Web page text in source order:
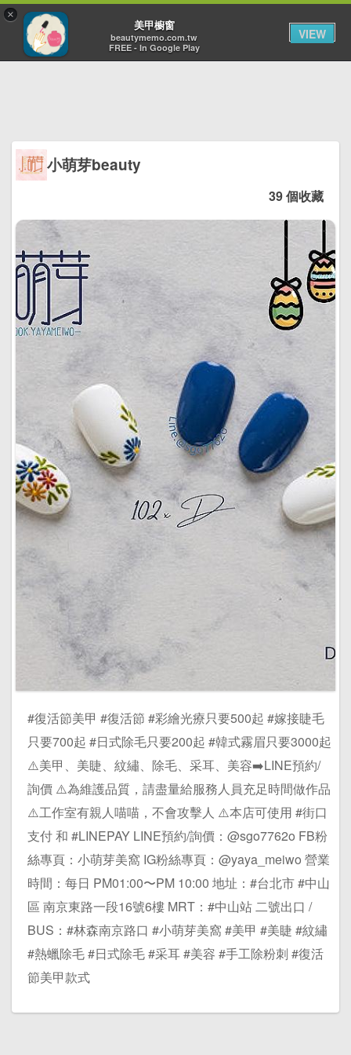
小萌芽beauty
39 個收藏
#復活節美甲 #復活節 #彩繪光療只要500起 #嫁接睫毛
只要700起 #日式除毛只要200起 #韓式霧眉只要3000起
⚠️美甲、美睫、紋繡、除毛、采耳、美容➡️LINE預約/
詢價 ⚠️為維護品質，請盡量給服務人員充足時間做作品
⚠️工作室有親人喵喵，不會攻擊人 ⚠️本店可使用 #街口
支付 和 #LINEPAY LINE預約/詢價：@sgo7762o FB粉
絲專頁：小萌芽美窩 IG粉絲專頁：@yaya_meiwo 營業
時間：每日 PM01:00〜PM 10:00 地址：#台北市 #中山
區 南京東路一段16號6樓 MRT：#中山站 二號出口 /
BUS：#林森南京路口 #小萌芽美窩 #美甲 #美睫 #紋繡
#熱蠟除毛 #日式除毛 #采耳 #美容 #手工除粉刺 #復活
節美甲款式
×
美甲櫥窗
beautymemo.com.tw
FREE - In Google Play
VIEW